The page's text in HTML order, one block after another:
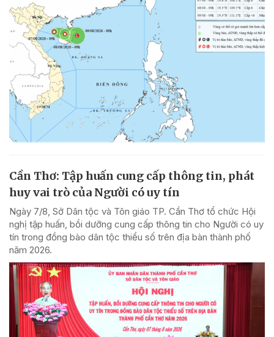
Cần Thơ: Tập huấn cung cấp thông tin, phát
huy vai trò của Người có uy tín
Ngày 7/8, Sở Dân tộc và Tôn giáo TP. Cần Thơ tổ chức Hội
nghị tập huấn, bồi dưỡng cung cấp thông tin cho Người có uy
tín trong đồng bào dân tộc thiểu số trên địa bàn thành phố
năm 2026.